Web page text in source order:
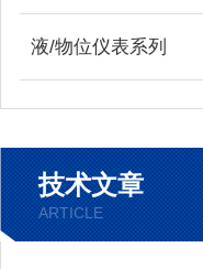
液/物位仪表系列
技术文章
ARTICLE